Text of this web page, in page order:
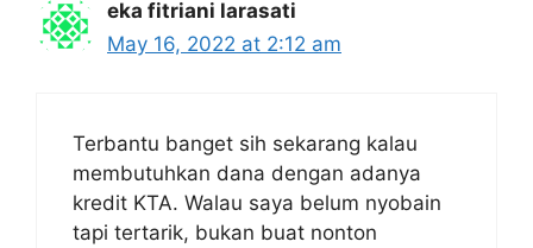
eka fitriani larasati
May 16, 2022 at 2:12 am
Terbantu banget sih sekarang kalau
membutuhkan dana dengan adanya
kredit KTA. Walau saya belum nyobain
tapi tertarik, bukan buat nonton